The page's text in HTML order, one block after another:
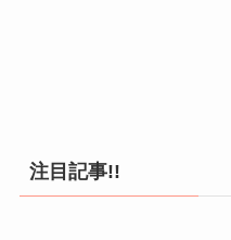
注目記事!!